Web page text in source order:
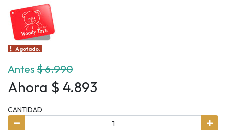
Agotado.
Antes$ 6.990
Ahora $ 4.893
CANTIDAD